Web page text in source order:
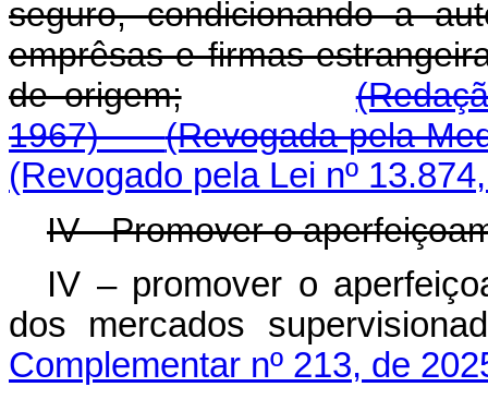
seguro, condicionando a
emprêsas e firmas
de origem;
1967)(Revogada pela
(Revogado pela Lei nº
IV - Promover o
IV – promover o
dos mercados
Complementar nº 213, de